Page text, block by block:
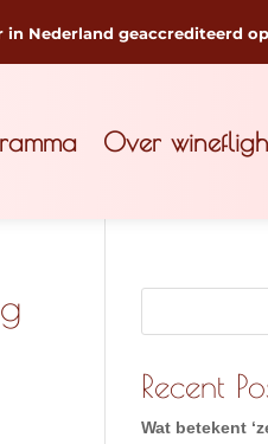
Nederland geaccrediteerd
Over
Recent
Wat betekent